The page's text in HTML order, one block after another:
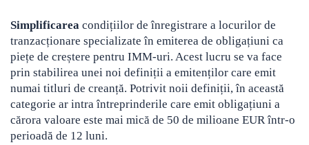
Simplificarea condițiilor de înregistrare a locurilor de
tranzacționare specializate în emiterea de obligațiuni ca
piețe de creștere pentru IMM-uri. Acest lucru se va face
prin stabilirea unei noi definiții a emitenților care emit
numai titluri de creanță. Potrivit noii definiții, în această
categorie ar intra întreprinderile care emit obligațiuni a
cărora valoare este mai mică de 50 de milioane EUR într-o
perioadă de 12 luni.